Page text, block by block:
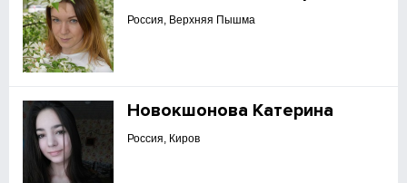
Россия, Верхняя Пышма
Новокшонова Катерина
Россия, Киров